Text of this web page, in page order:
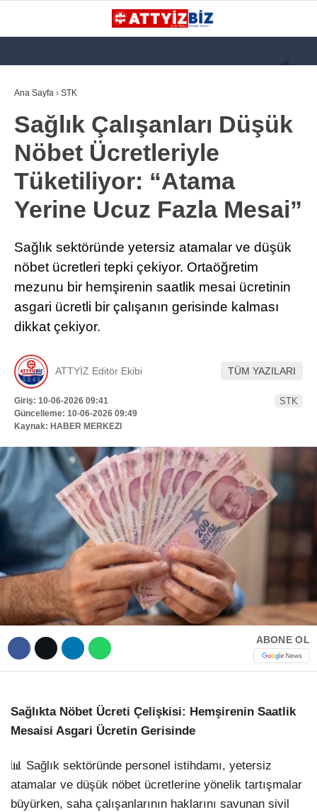
WhatsApp İhbar
Instagram
Youtube
TikTok
Dribbble
Telegram
KATEGORİLER
GÜNDEM
112 ACİL
KPSS
STK
İLANLAR
Ana Sayfa › STK
Sağlık Çalışanları Düşük
Nöbet Ücretleriyle
Tüketiliyor: “Atama
Yerine Ucuz Fazla Mesai”
Sağlık sektöründe yetersiz atamalar ve düşük
nöbet ücretleri tepki çekiyor. Ortaöğretim
mezunu bir hemşirenin saatlik mesai ücretinin
asgari ücretli bir çalışanın gerisinde kalması
dikkat çekiyor.
ATTYİZ Editör Ekibi TÜM YAZILARI
Giriş: 10-06-2026 09:41
Güncelleme: 10-06-2026 09:49
Kaynak: HABER MERKEZI
STK
ABONE OL
Sağlıkta Nöbet Ücreti Çelişkisi: Hemşirenin Saatlik
Mesaisi Asgari Ücretin Gerisinde
📊 Sağlık sektöründe personel istihdamı, yetersiz
atamalar ve düşük nöbet ücretlerine yönelik tartışmalar
büyürken, saha çalışanlarının haklarını savunan sivil